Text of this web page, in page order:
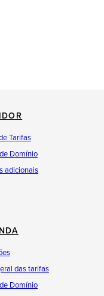
Tarifas
Domínio
adicionais
das tarifas
Domínio